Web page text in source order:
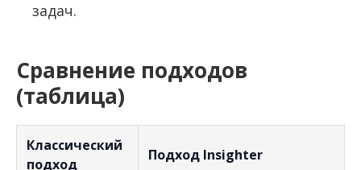
задач.
Сравнение подходов
(таблица)
Классический
подход
Подход Insighter